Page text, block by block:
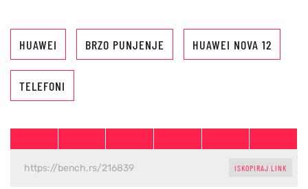
HUAWEI BRZO PUNJENJE HUAWEI NOVA 12
TELEFONI
ISKOPIRAJ LINK